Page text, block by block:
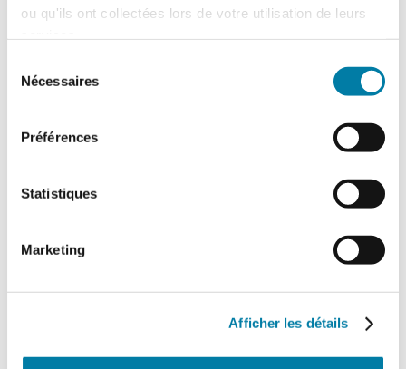
ou qu'ils ont collectées lors de votre utilisation de leurs
Nécessaires
Préférences
Statistiques
Marketing
Afficher les détails
Le marché des gants de protection est